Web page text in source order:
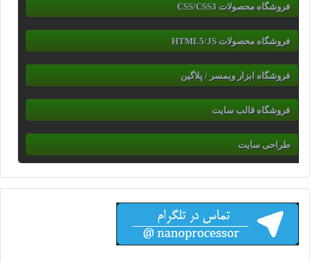
فروشگاه محصولات CSS/CSS3
فروشگاه محصولات HTML5/JS
فروشگاه ابزار وبمسر / پلاگین
فروشگاه قالب سایت
طراحی سایت